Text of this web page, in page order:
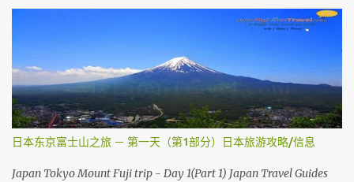
间前四小时网上办理登机手续 。四小时后 ，就需要到机场自助登机
佛，槟城等等前，在1个小时前还可以网上办理登机手续。 （
Airasia 会任何时刻会有变动 ， 请上网检查 ） 首先，去 亚洲航空网
站 。 然后你会看到 Web Check in ， 按它
日本东京富士山之旅 － 第一天（第1部分）日本旅游攻略/信息
Japan Tokyo Mount Fuji trip - Day 1(Part 1) Japan Travel Guides